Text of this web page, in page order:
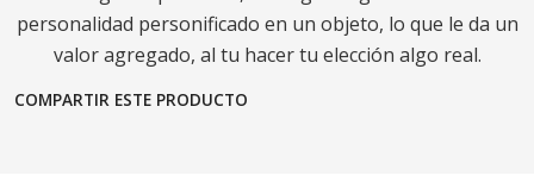
personalidad personificado en un objeto, lo que le da un
valor agregado, al tu hacer tu elección algo real.
COMPARTIR ESTE PRODUCTO